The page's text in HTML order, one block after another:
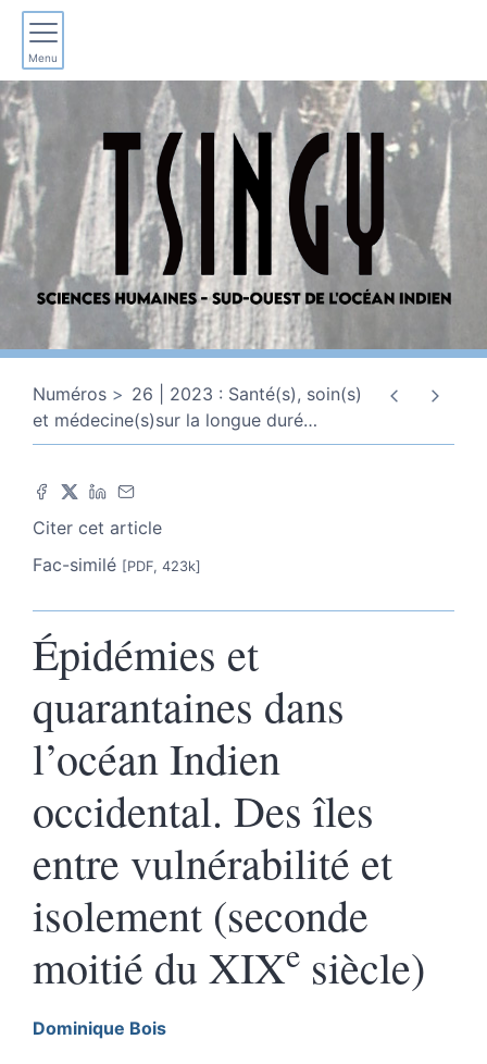
Menu
Numéros
26 | 2023 : Santé(s), soin(s)
et médecine(s)sur la longue duré…
Citer cet article
Fac-similé [PDF, 423k]
Épidémies et
quarantaines dans
l’océan Indien
occidental. Des îles
entre vulnérabilité et
isolement (seconde
moitié du XIXe siècle)
Dominique Bois